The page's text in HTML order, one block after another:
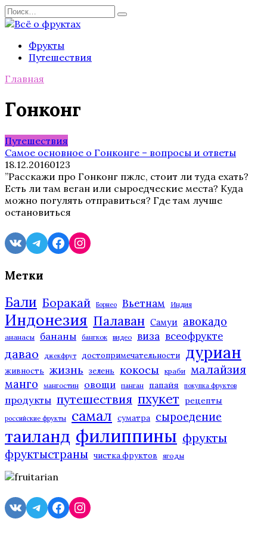
Перейти
к
Search
for:
Фрукты
Путешествия
Главная
Гонконг
Путешествия
Самое основное о Гонконге – вопросы и ответы
18.12.20160123
”Расскажи про Гонконг пжлс, стоит ли туда ехать?
Есть ли там веган или сыроедческие места? Куда
можно погулять отправиться? Где там лучше
остановиться
VKTelegram
Facebook
Instagram
Метки
Бали Боракай Борнео Вьетнам Индия
Индонезия Палаван Самуи авокадо
ананасы бананы бангкок видео виза всеофрукте
давао джекфрут достопримечательности дуриан
живность жизнь зелень кокосы краби
малайзия
манго
мангостин овощи панган папайя покупка фруктов
продукты путешествия пхукет рецепты
российские фрукты самал суматра сыроедение
таиланд филиппины фрукты
фруктыстраны чистка фруктов ягоды
VKTelegram
Facebook
Instagram